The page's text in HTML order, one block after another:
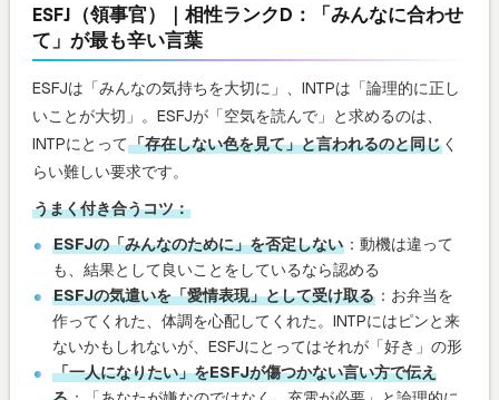
ESFJ（領事官）｜相性ランクD：「みんなに合わせ
て」が最も辛い言葉
ESFJは「みんなの気持ちを大切に」、INTPは「論理的に正し
いことが大切」。ESFJが「空気を読んで」と求めるのは、
INTPにとって「存在しない色を見て」と言われるのと同じ く
らい難しい要求です。
うまく付き合うコツ：
ESFJの「みんなのために」を否定しない ：動機は違って
も、結果として良いことをしているなら認める
ESFJの気遣いを「愛情表現」として受け取る ：お弁当を
作ってくれた、体調を心配してくれた。INTPにはピンと来
ないかもしれないが、ESFJにとってはそれが「好き」の形
「一人になりたい」をESFJが傷つかない言い方で伝え